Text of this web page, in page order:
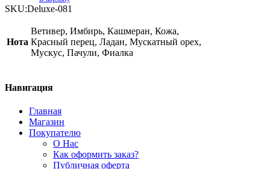
Khanjar
(TR)
quantity
SKU:Deluxe-081
Нота
Ветивер, Имбирь, Кашмеран, Кожа,
Красный перец, Ладан, Мускатный орех,
Мускус, Пачули, Фиалка
Навигация
Главная
Магазин
Покупателю
О Нас
Как оформить заказ?
Публичная оферта